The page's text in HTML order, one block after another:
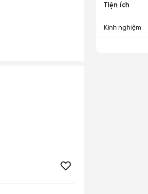
Tiện ích
Kinh nghiệm